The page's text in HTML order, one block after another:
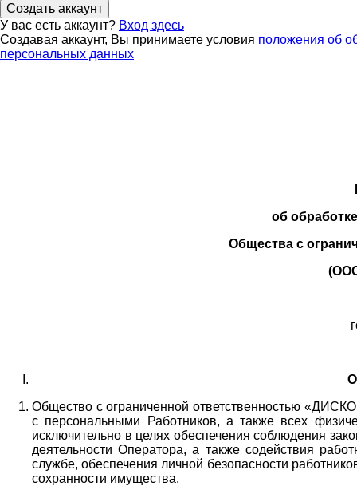
Создать аккаунт
У вас есть аккаунт? Вход здесь
Создавая аккаунт, Вы принимаете условия положения об
персональных данных
об
Общества с
Общество с ограниченной ответственностью
с персональными Работников, а также всех
исключительно в целях обеспечения соблюдения
деятельности Оператора,а также содействия
службе, обеспечения личной безопасности
сохранности имущества.